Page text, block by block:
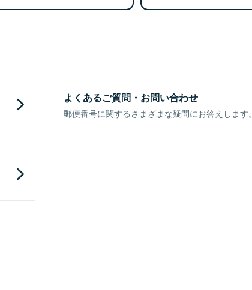
よくあるご質問・お問い合わせ
郵便番号に関するさまざまな疑問にお答えします。